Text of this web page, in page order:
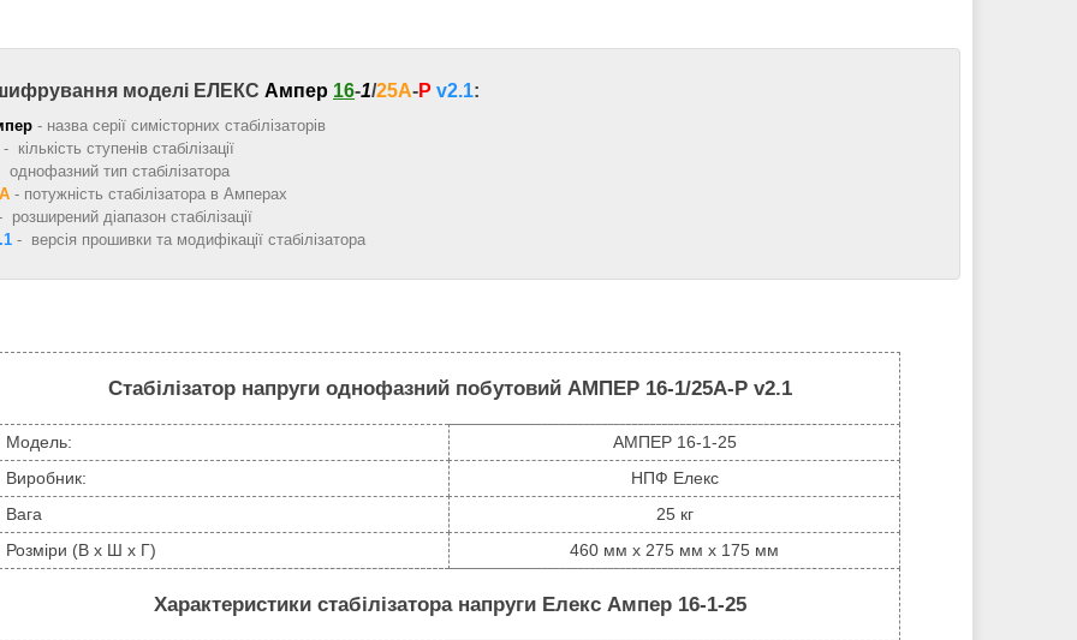
моделі ЕЛЕКС Ампер 16-1/25A-Р v2.1:
- назва серії симісторних стабілізаторів
- кількість ступенів стабілізації
тип стабілізатора
- потужність стабілізатора в Амперах
діапазон стабілізації
- версія прошивки та модифікації стабілізатора
Стабілізатор напруги однофазний побутовий АМПЕР 16-1/25A-Р v2.1
Модель:
АМПЕР 16-1-25
Виробник:
НПФ Елекс
Вага
25 кг
Розміри (В х Ш х Г)
460 мм x 275 мм x 175 мм
Характеристики стабілізатора напруги Елекс Ампер 16-1-25